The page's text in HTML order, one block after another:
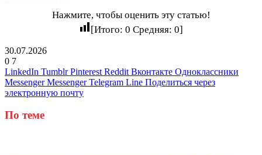
Нажмите, чтобы оценить эту статью!
[Итого: 0 Средняя: 0]
30.07.2026
0 7
LinkedIn Tumblr Pinterest Reddit Вконтакте Одноклассники
Messenger Messenger Telegram Line Поделиться через
электронную почту
По теме